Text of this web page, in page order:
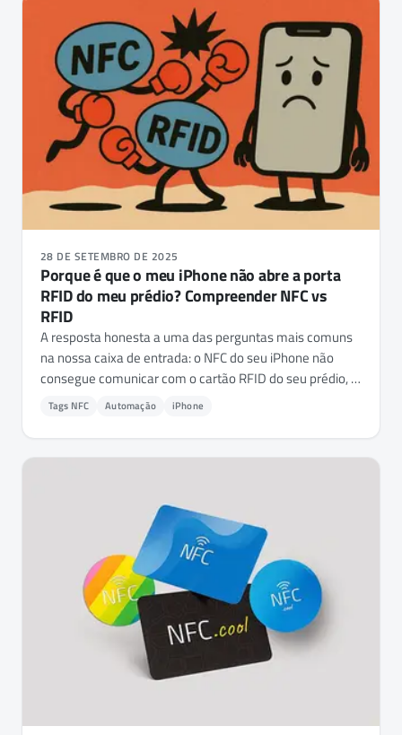
28 DE SETEMBRO DE 2025
Porque é que o meu iPhone não abre a porta
RFID do meu prédio? Compreender NFC vs
RFID
A resposta honesta a uma das perguntas mais comuns
na nossa caixa de entrada: o NFC do seu iPhone não
consegue comunicar com o cartão RFID do seu prédio, e
a Apple fez isso de propósito.
Tags NFC Automação iPhone